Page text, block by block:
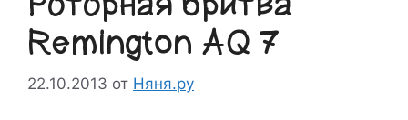
Remington AQ 7
22.10.2013 от Няня.ру